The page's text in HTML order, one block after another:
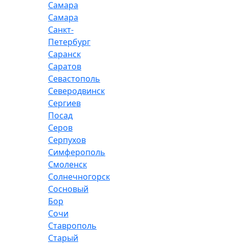
Самара
Самара
Санкт-
Петербург
Саранск
Саратов
Севастополь
Северодвинск
Сергиев
Посад
Серов
Серпухов
Симферополь
Смоленск
Солнечногорск
Сосновый
Бор
Сочи
Ставрополь
Старый